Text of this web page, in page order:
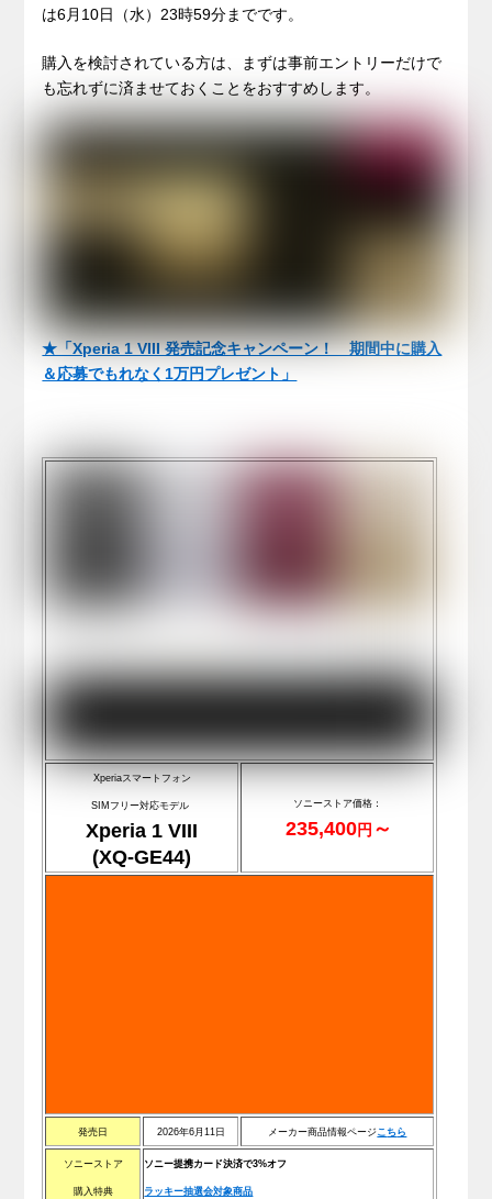
は6月10日（水）23時59分までです。
購入を検討されている方は、まずは事前エントリーだけで
も忘れずに済ませておくことをおすすめします。
★「Xperia 1 VIII 発売記念キャンペーン！ 期間中に購入
＆応募でもれなく1万円プレゼント」
Xperiaスマートフォン
SIMフリー対応モデル
Xperia 1 VIII
(XQ-GE44)
ソニーストア価格：
235,400円 ～
発売日 2026年6月11日 メーカー商品情報ページこちら
ソニーストア
購入特典
ソニー提携カード決済で3%オフ
ラッキー抽選会対象商品